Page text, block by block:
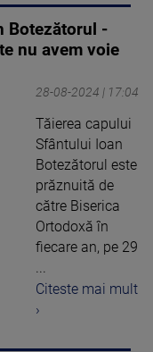
Botezătorul -
nu avem voie
28-08-2024 | 17:04
Tăierea capului
Sfântului Ioan
Botezătorul este
prăznuită de
către Biserica
Ortodoxă în
fiecare an, pe 29
...
Citeste mai mult
›